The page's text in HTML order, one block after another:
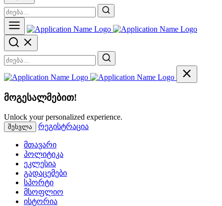
მოგესალმებით!
Unlock your personalized experience.
შესვლა რეგისტრაცია
მთავარი
პოლიტიკა
ეკლესია
გადაცემები
სპორტი
მსოფლიო
ისტორია